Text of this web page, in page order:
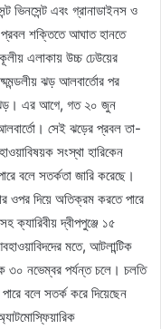
ভিনসেন্ট এবং গ্রানাডাইনস ও
প্রবল শক্তিতে আঘাত হানতে
এলাকায় উচ্চ ঢেউয়ের
ঝড় আলবার্তোর পর
ঝড়। এর আগে, গত ২০ জুন
সেই ঝড়ের প্রবল তা-
সংস্থা হারিকেন
বলে সতর্কতা জারি করেছে।
ওপর দিয়ে অতিক্রম করতে পারে
ক্যারিবীয় দ্বীপপুঞ্জে ১৫
মতে, আটলান্টিক
৩০ নভেম্বর পর্যন্ত চলে। চলতি
বলে সতর্ক করে দিয়েছেন